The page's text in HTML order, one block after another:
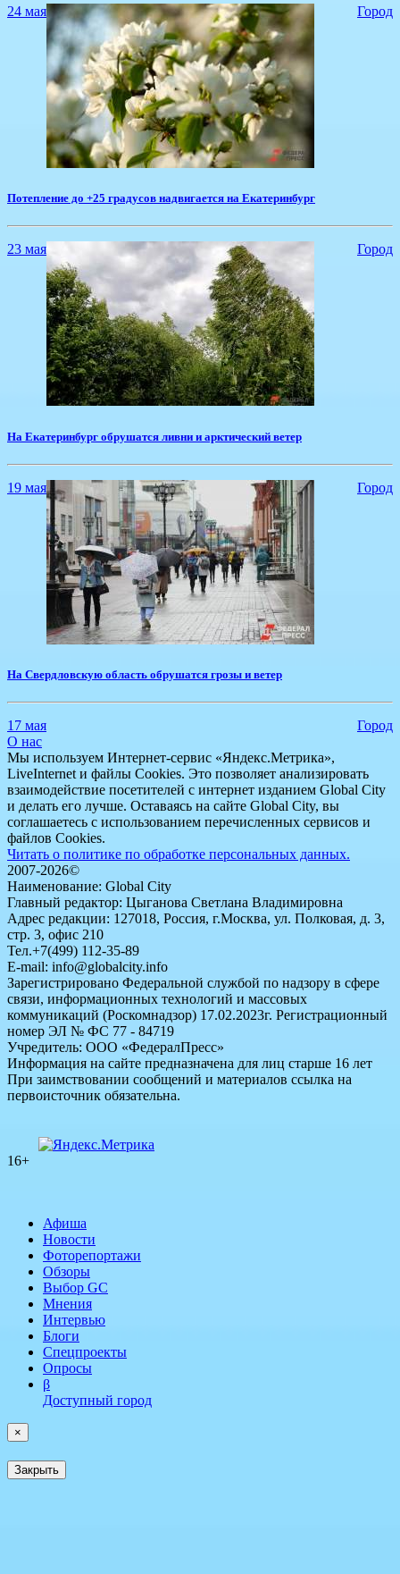
24 мая Город
Потепление до +25 градусов надвигается на Екатеринбург
23 мая Город
На Екатеринбург обрушатся ливни и арктический ветер
19 мая Город
​На Свердловскую область обрушатся грозы и ветер
17 мая
Город
О нас
Мы используем Интернет-сервис «Яндекс.Метрика»,
LiveInternet и файлы Cookies. Это позволяет анализировать
взаимодействие посетителей с интернет изданием Global City
и делать его лучше. Оставаясь на сайте Global City, вы
соглашаетесь с использованием перечисленных сервисов и
файлов Cookies.
Читать о политике по обработке персональных данных.
2007-2026©
Наименование: Global City
Главный редактор: Цыганова Светлана Владимировна
Адрес редакции: 127018, Россия, г.Москва, ул. Полковая, д. 3,
стр. 3, офис 210
Тел.+7(499) 112-35-89
E-mail: info@globalcity.info
Зарегистрировано Федеральной службой по надзору в сфере
связи, информационных технологий и массовых
коммуникаций (Роскомнадзор) 17.02.2023г. Регистрационный
номер ЭЛ № ФС 77 - 84719
Учредитель: ООО «ФедералПресс»
Информация на сайте предназначена для лиц старше 16 лет
При заимствовании сообщений и материалов ссылка на
первоисточник обязательна.
16+
Афиша
Новости
Фоторепортажи
Обзоры
Выбор GC
Мнения
Интервью
Блоги
Спецпроекты
Опросы
β
Доступный город
×
Закрыть